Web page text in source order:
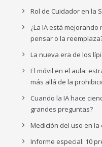
Rol de Cuidador en la
¿La IA está
pensar o la
La nueva era de los
El móvil en el aula:
más allá de la
Cuando la IA hace
grandes preguntas?
Medición del uso en la
Informe especial: 10